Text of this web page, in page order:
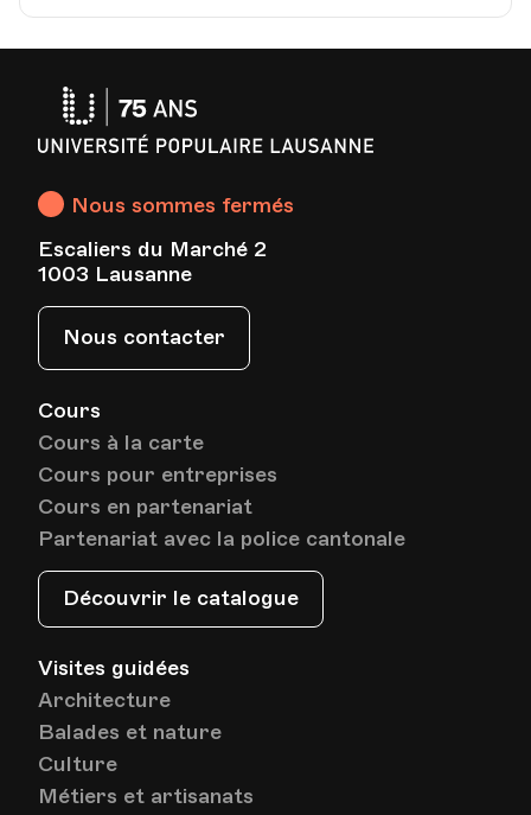
Lieu
HEP - Haute Ecole Pédagogique - Salle 723
1005, Lausanne
Lieu1005, Lausanne
Av. de Cour 33
Date28.05.2024
Lieu
HEP - Haute Ecole Pédagogique - Salle 723
1005, Lausanne
Cours
Cours à la carte
Cours pour entreprises
Cours en partenariat
Partenariat avec la police cantonale
Découvrir le catalogue
Visites guidées
Architecture
Balades et nature
Culture
Métiers et artisanats
Nous sommes fermés
Escaliers du Marché 2
1003 Lausanne
Nous contacter